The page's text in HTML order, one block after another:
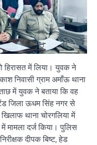
हिरासत में लिया। युवक ने
निवासी ग्राम अमाँऊ थाना
में युवक ने बताया कि वह
जिला ऊधम सिंह नगर से
थाना चोरगलिया में
मामला दर्ज किया। पुलिस
दीपक बिष्ट, हेड